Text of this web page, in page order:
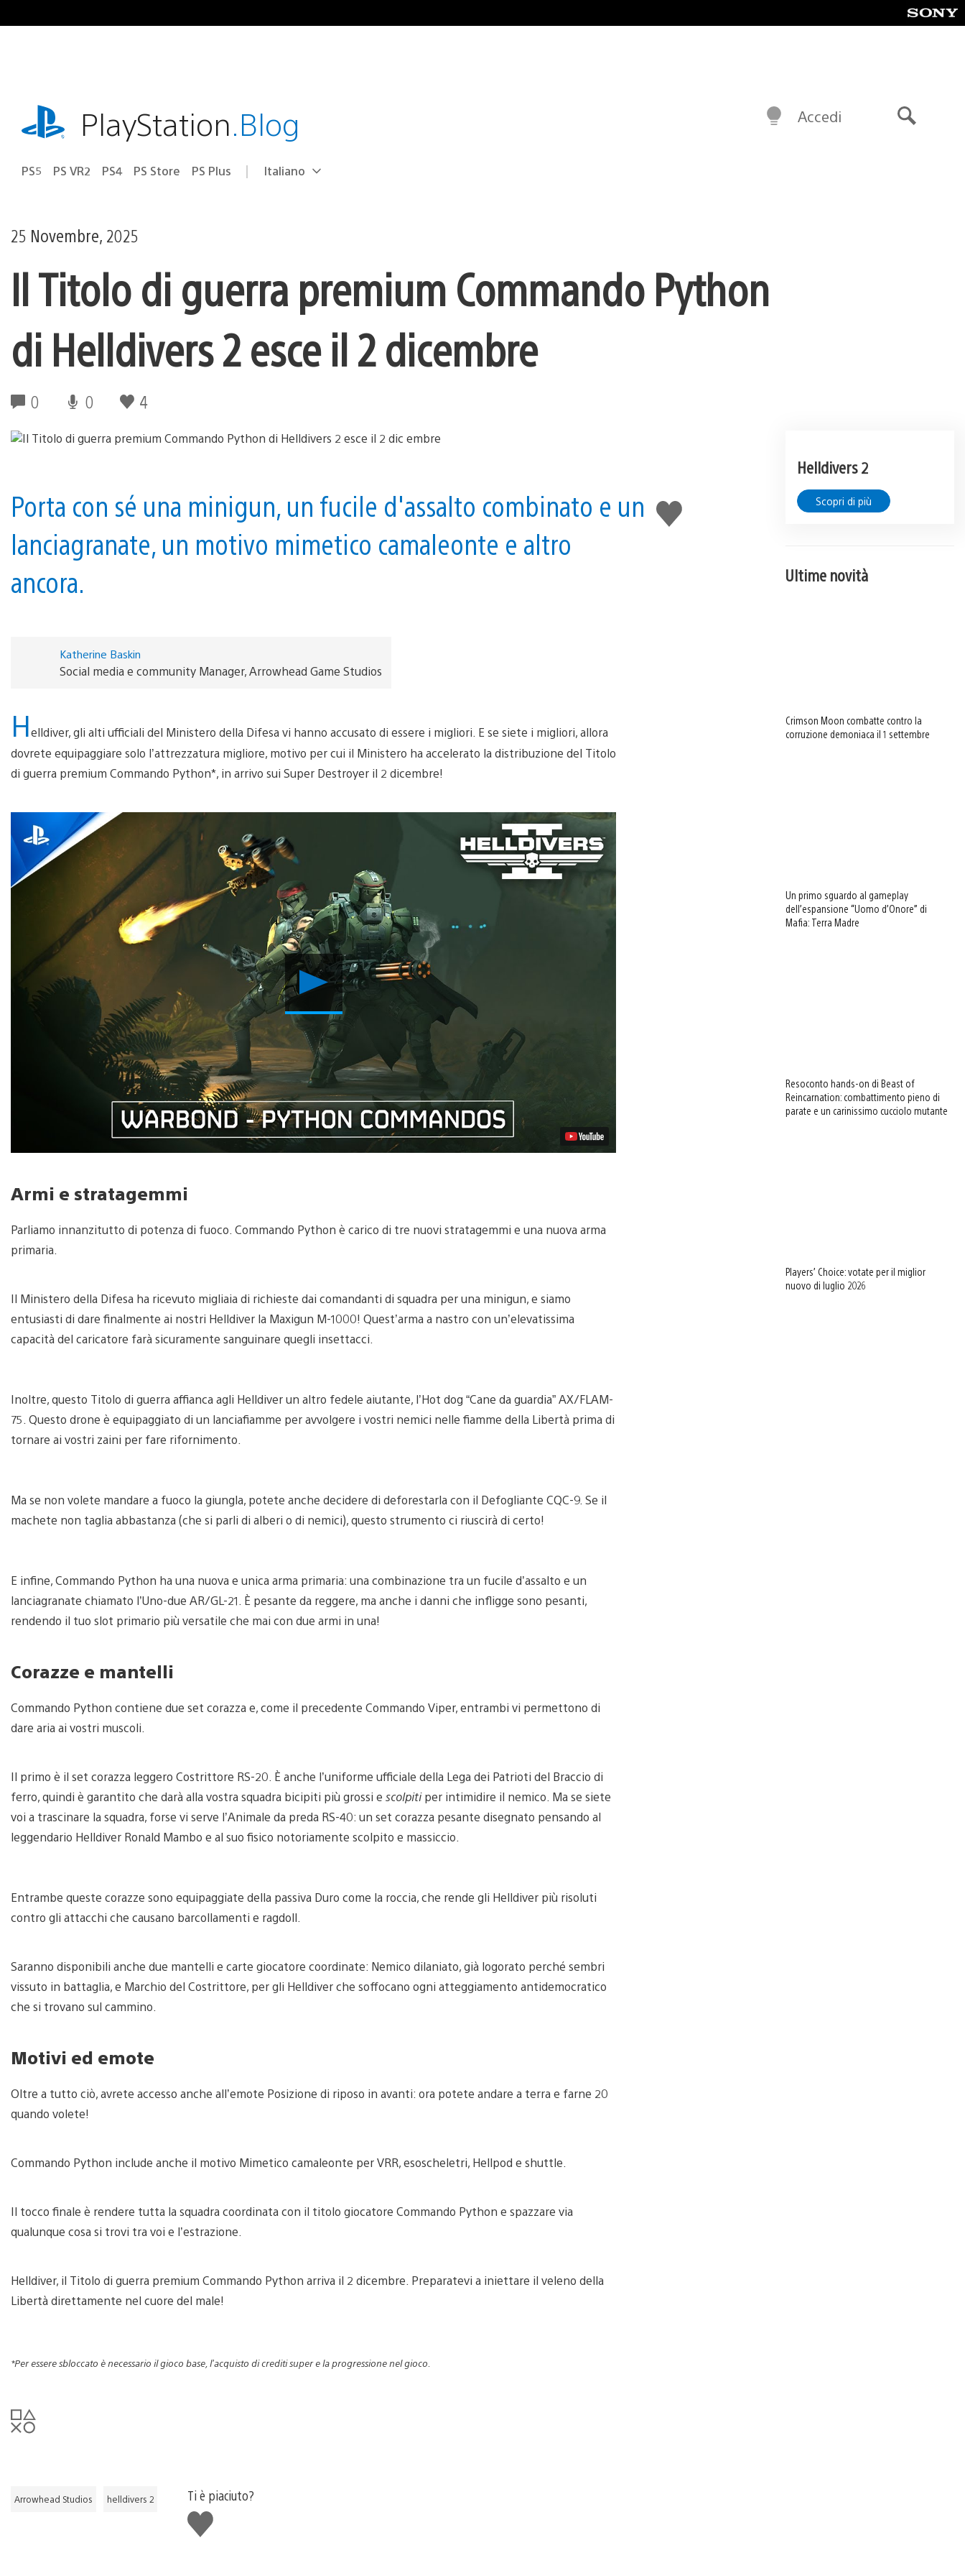
al
playstation.comPlayStation.Blog
PS5 PS VR2 PS4 PS Store PS Plus Seleziona
Regione
Italiano
Accedi
25 Novembre, 2025
Il Titolo di guerra premium Commando Python
di Helldivers 2 esce il 2 dic embre
0 0 4
Mi
piace
Porta con sé una minigun, un fucile d'assalto combinato e un
lanciagranate, un motivo mimetico camaleonte e altro
ancora.
Katherine Baskin
Social media e community Manager, Arrowhead Game Studios
Helldiver, gli alti ufficiali del Ministero della Difesa vi hanno accusato di essere i migliori. E se siete i migliori, allora
dovrete equipaggiare solo l’attrezzatura migliore, motivo per cui il Ministero ha accelerato la distribuzione del Titolo
di guerra premium Commando Python*, in arrivo sui Super Destroyer il 2 dicembre!
Riproduci
video
Armi e stratagemmi
Parliamo innanzitutto di potenza di fuoco. Commando Python è carico di tre nuovi stratagemmi e una nuova arma
primaria.
Il Ministero della Difesa ha ricevuto migliaia di richieste dai comandanti di squadra per una minigun, e siamo
entusiasti di dare finalmente ai nostri Helldiver la Maxigun M-1000! Quest’arma a nastro con un’elevatissima
capacità del caricatore farà sicuramente sanguinare quegli insettacci.
Inoltre, questo Titolo di guerra affianca agli Helldiver un altro fedele aiutante, l’Hot dog “Cane da guardia” AX/FLAM-
75. Questo drone è equipaggiato di un lanciafiamme per avvolgere i vostri nemici nelle fiamme della Libertà prima di
tornare ai vostri zaini per fare rifornimento.
Ma se non volete mandare a fuoco la giungla, potete anche decidere di deforestarla con il Defogliante CQC-9. Se il
machete non taglia abbastanza (che si parli di alberi o di nemici), questo strumento ci riuscirà di certo!
E infine, Commando Python ha una nuova e unica arma primaria: una combinazione tra un fucile d’assalto e un
lanciagranate chiamato l’Uno-due AR/GL-21. È pesante da reggere, ma anche i danni che infligge sono pesanti,
rendendo il tuo slot primario più versatile che mai con due armi in una!
Corazze e mantelli
Commando Python contiene due set corazza e, come il precedente Commando Viper, entrambi vi permettono di
dare aria ai vostri muscoli.
Il primo è il set corazza leggero Costrittore RS-20. È anche l’uniforme ufficiale della Lega dei Patrioti del Braccio di
ferro, quindi è garantito che darà alla vostra squadra bicipiti più grossi e scolpitiper intimidire il nemico. Ma se siete
voi a trascinare la squadra, forse vi serve l’Animale da preda RS-40: un set corazza pesante disegnato pensando al
leggendario Helldiver Ronald Mambo e al suo fisico notoriamente scolpito e massiccio.
Entrambe queste corazze sono equipaggiate della passiva Duro come la roccia, che rende gli Helldiver più risoluti
contro gli attacchi che causano barcollamenti e ragdoll.
Saranno disponibili anche due mantelli e carte giocatore coordinate: Nemico dilaniato, già logorato perché sembri
vissuto in battaglia, e Marchio del Costrittore, per gli Helldiver che soffocano ogni atteggiamento antidemocratico
che si trovano sul cammino.
Motivi ed emote
Oltre a tutto ciò, avrete accesso anche all’emote Posizione di riposo in avanti: ora potete andare a terra e farne 20
quando volete!
Commando Python include anche il motivo Mimetico camaleonte per VRR, esoscheletri, Hellpod e shuttle.
Il tocco finale è rendere tutta la squadra coordinata con il titolo giocatore Commando Python e spazzare via
qualunque cosa si trovi tra voi e l’estrazione.
Helldiver, il Titolo di guerra premium Commando Python arriva il 2 dicembre. Preparatevi a iniettare il veleno della
Libertà direttamente nel cuore del male!
*Per essere sbloccato è necessario il gioco base, l’acquisto di crediti super e la progressione nel gioco.
Arrowhead Studios helldivers 2
Ti è piaciuto?
Mi
piace
Helldivers 2
Scopri di più
Ultime novità
Crimson Moon combatte contro la
corruzione demoniaca il 1 settembre
Un primo sguardo al gameplay
dell’espansione “Uomo d’Onore” di
Mafia: Terra Madre
Resoconto hands-on di Beast of
Reincarnation: combattimento pieno di
parate e un carinissimo cucciolo mutante
Players’ Choice: votate per il miglior
nuovo di luglio 2026